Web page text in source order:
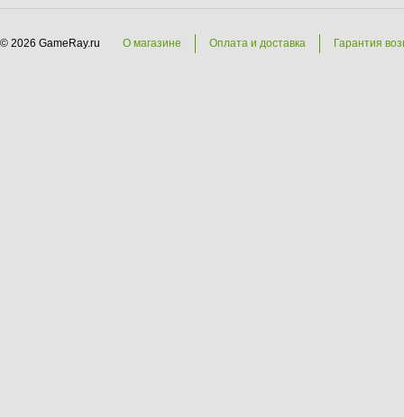
© 2026 GameRay.ru О магазине Оплата и доставка Гарантия